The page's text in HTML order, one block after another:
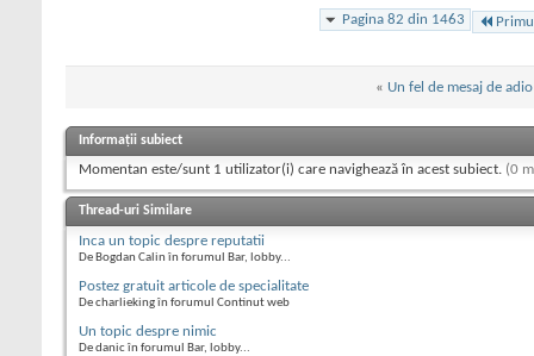
Pagina 82 din 1463
« Un fel de mesaj de adio
Informații subiect
Momentan este/sunt 1 utilizator(i) care navighează în acest subiect. (0
Thread-uri Similare
Inca un topic despre reputatii
De Bogdan Calin în forumul Bar, lobby...
Postez gratuit articole de specialitate
De charlieking în forumul Continut web
Un topic despre nimic
De danic în forumul Bar, lobby...